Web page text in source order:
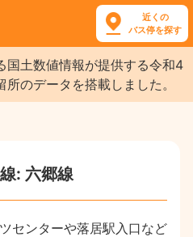
近くの
バス停を探す
国土数値情報が提供する令和4
のデータを搭載しました。
: 六郷線
センターや落居駅入口など